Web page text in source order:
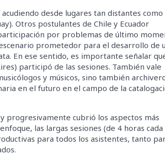
desde lugares tan distantes como
Otros postulantes de Chile y Ecuador
por problemas de último
prometedor para el desarrollo de
En ese sentido, es importante señalar
participó de las sesiones. También vale
y músicos, sino también
en el futuro en el campo de la
progresivamente cubrió los aspectos más
las largas sesiones (de 4 horas cada
para todos los asistentes, tanto